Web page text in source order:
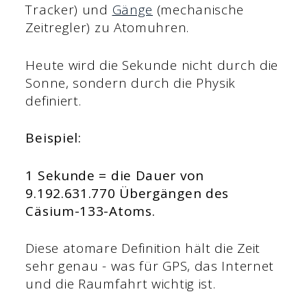
Tracker) und Gänge (mechanische
Zeitregler) zu Atomuhren.
Heute wird die Sekunde nicht durch die
Sonne, sondern durch die Physik
definiert.
Beispiel:
1 Sekunde = die Dauer von
9.192.631.770 Übergängen des
Cäsium-133-Atoms.
Diese atomare Definition hält die Zeit
sehr genau - was für GPS, das Internet
und die Raumfahrt wichtig ist.